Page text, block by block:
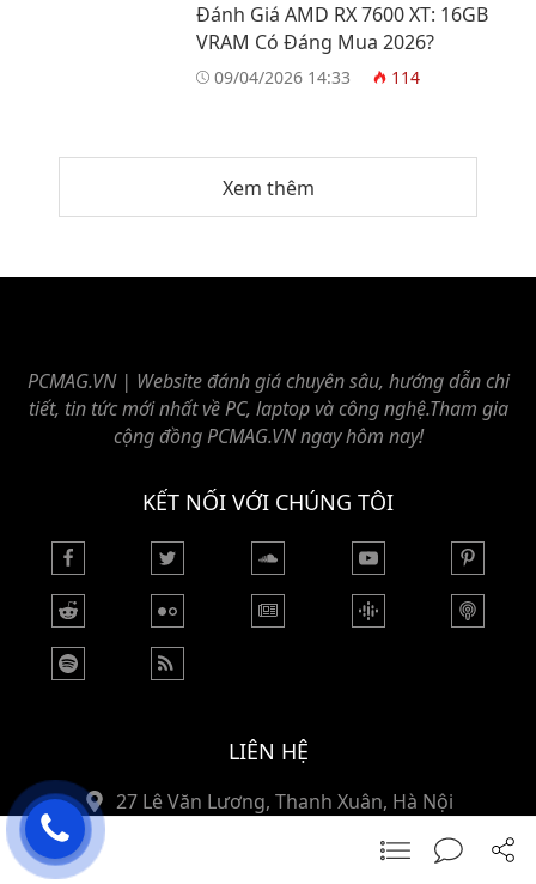
Đánh Giá AMD RX 7600 XT: 16GB
VRAM Có Đáng Mua 2026?
09/04/2026 14:33 114
Xem thêm
PCMAG.VN | Website đánh giá chuyên sâu, hướng dẫn chi
tiết, tin tức mới nhất về PC, laptop và công nghệ.Tham gia
cộng đồng PCMAG.VN ngay hôm nay!
KẾT NỐI VỚI CHÚNG TÔI
LIÊN HỆ
27 Lê Văn Lương, Thanh Xuân, Hà Nội